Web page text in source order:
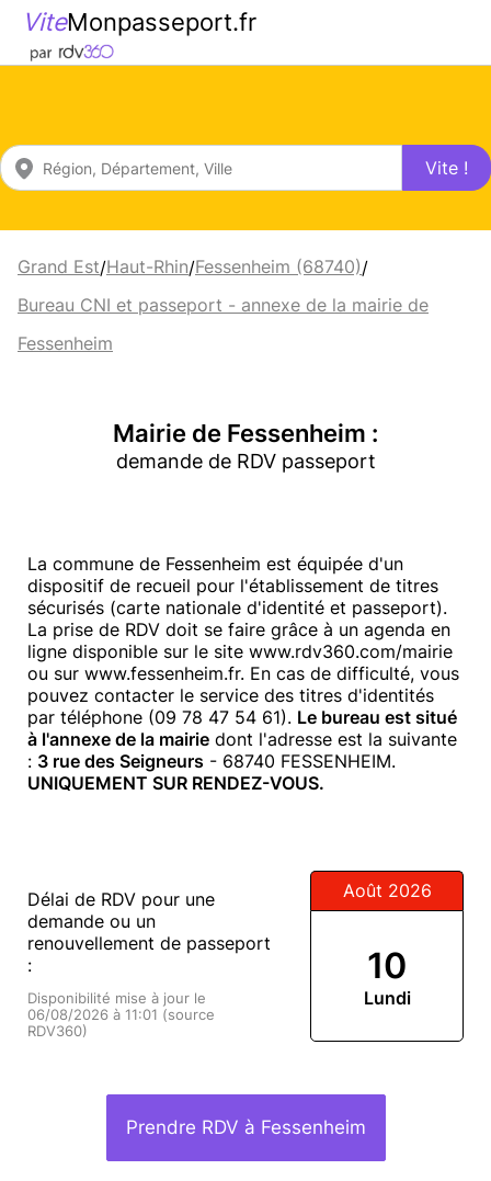
ViteMonpasseport.fr
Vite !
Grand Est/Haut-Rhin/Fessenheim (68740)/
Bureau CNI et passeport - annexe de la mairie de
Fessenheim
Mairie de Fessenheim :
demande de RDV passeport
La commune de Fessenheim est équipée d'un
dispositif de recueil pour l'établissement de titres
sécurisés (carte nationale d'identité et passeport).
La prise de RDV doit se faire grâce à un agenda en
ligne disponible sur le site www.rdv360.com/mairie
ou sur www.fessenheim.fr. En cas de difficulté, vous
pouvez contacter le service des titres d'identités
par téléphone (09 78 47 54 61). Le bureau est situé
à l'annexe de la mairie dont l'adresse est la suivante
: 3 rue des Seigneurs - 68740 FESSENHEIM.
UNIQUEMENT SUR RENDEZ-VOUS.
Délai de RDV pour une
demande ou un
renouvellement de passeport
:
Disponibilité mise à jour le
06/08/2026 à 11:01 (source
RDV360)
Août 2026
10
Lundi
Prendre RDV à Fessenheim